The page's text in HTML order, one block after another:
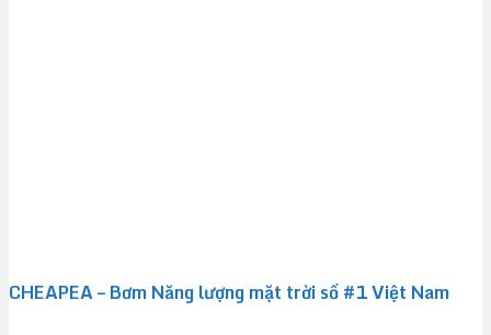
CHEAPEA – Bơm Năng lượng mặt trời số #1 Việt Nam